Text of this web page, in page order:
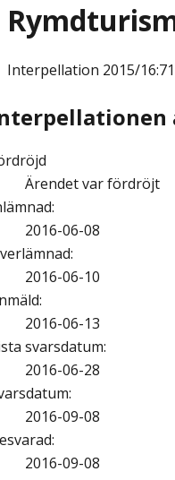
Interpellation 2015/
Ärendet var fördröjt
:
2016-06-08
:
2016-06-10
:
2016-06-13
svarsdatum:
2016-06-28
:
2016-09-08
:
2016-09-08